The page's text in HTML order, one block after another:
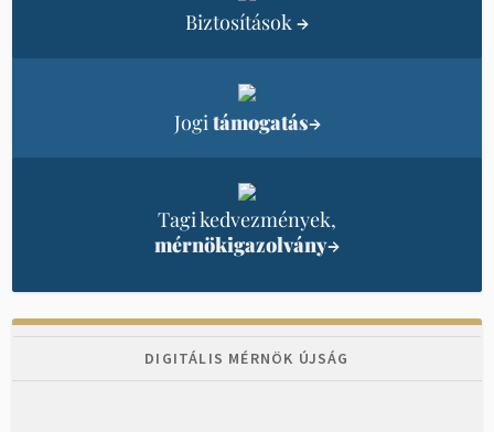
Biztosítások→
Jogi támogatás→
Tagi kedvezmények,
mérnökigazolvány→
DIGITÁLIS MÉRNÖK ÚJSÁG